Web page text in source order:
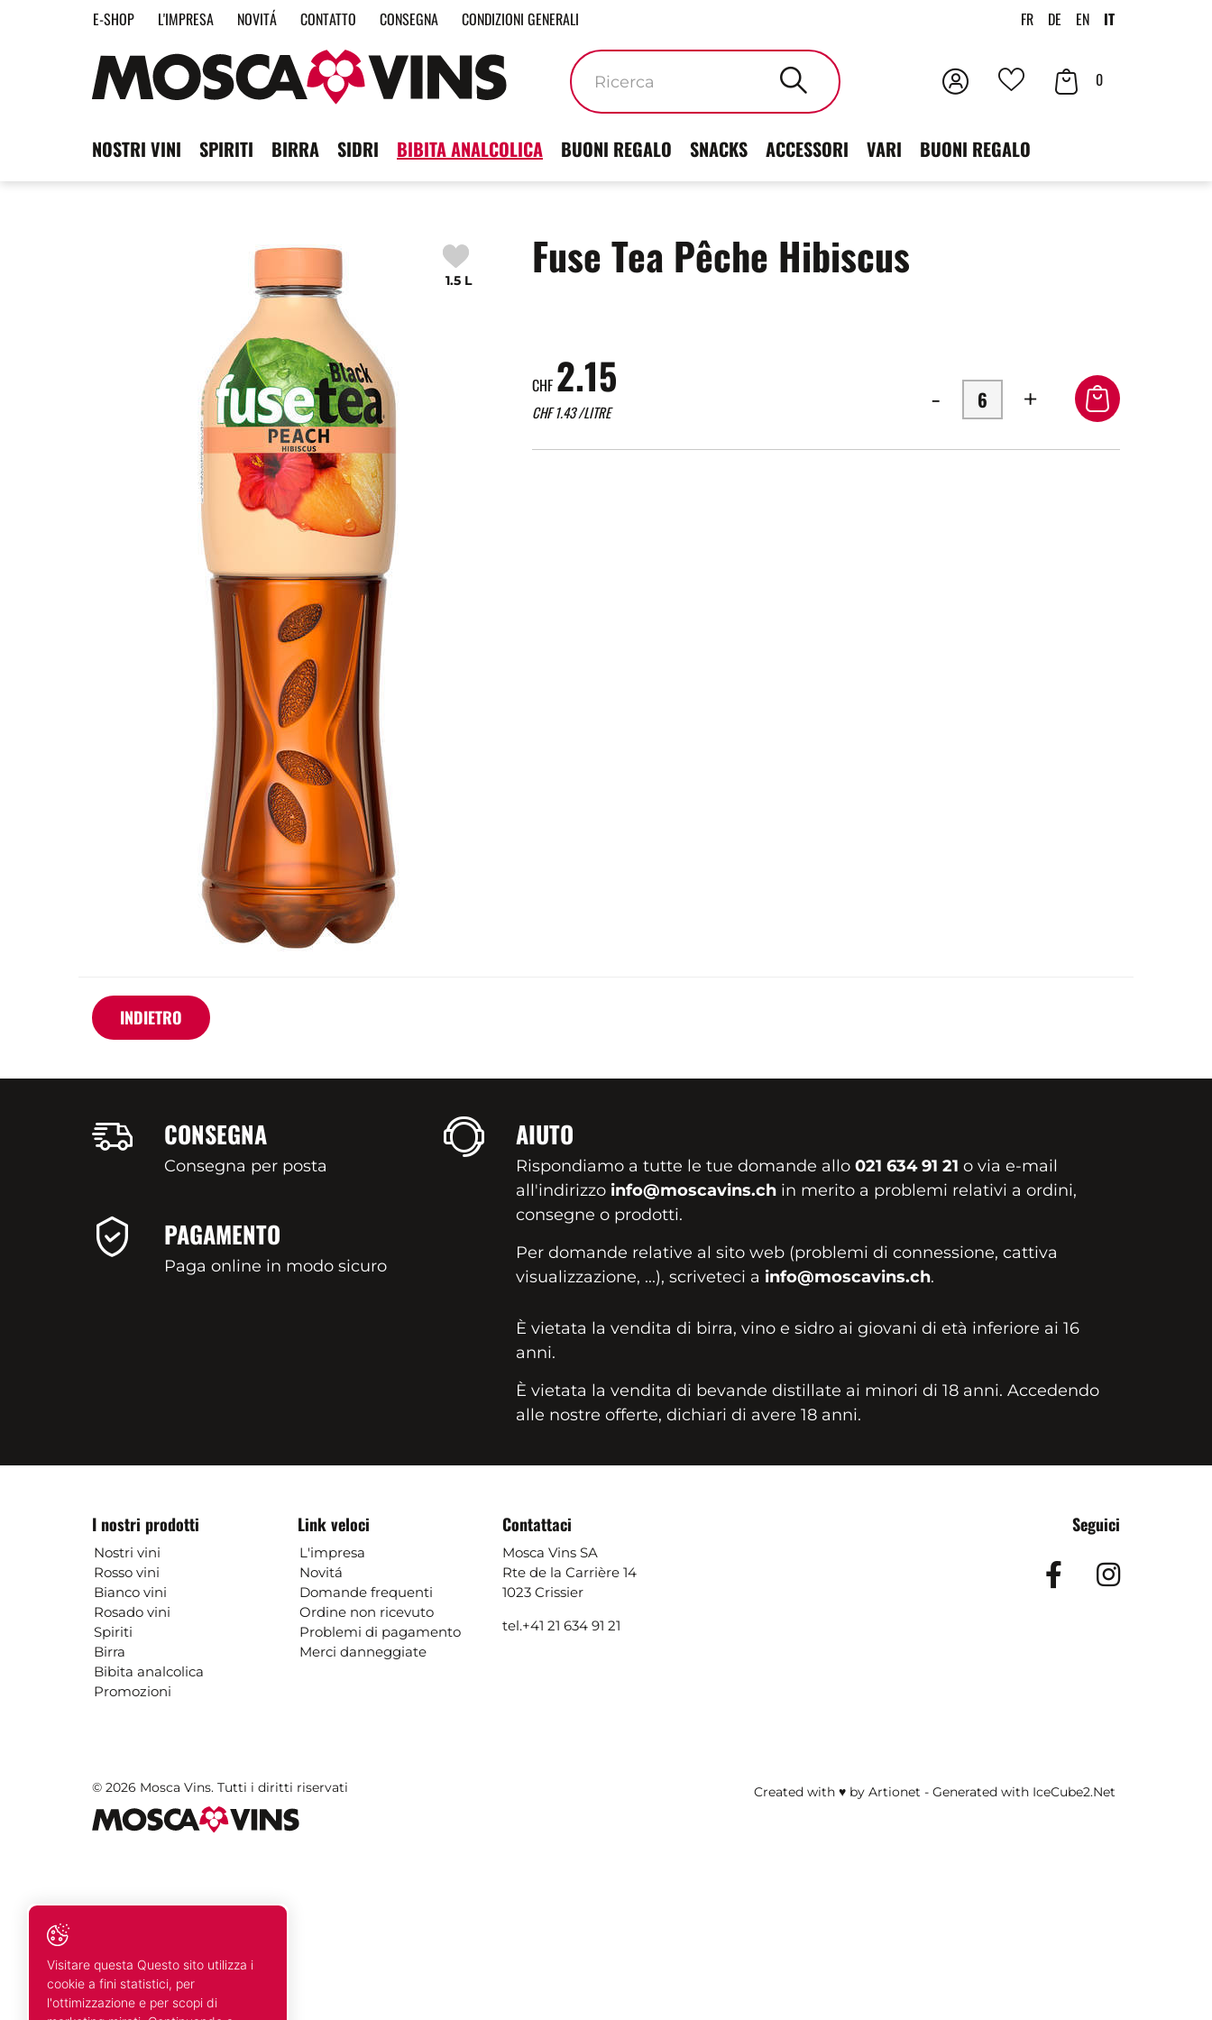
E-SHOP L'IMPRESA NOVITÁ CONTATTO CONSEGNA CONDIZIONI GENERALI FR DE EN IT
NOSTRI VINI SPIRITI BIRRA SIDRI BIBITA ANALCOLICA BUONI REGALO SNACKS ACCESSORI VARI BUONI REGALO
Accedi
tuoi
preferiti
Contenuto
0
Parole
chiave
Cercare
1.5 L Fuse Tea Pêche Hibiscus
CHF 2.15
CHF1.43/LITRE - +
INDIETRO
CONSEGNA
Consegna per posta
PAGAMENTO
Paga online in modo sicuro
AIUTO
Rispondiamo a tutte le tue domande allo 021 634 91 21 o via e-mail
all'indirizzo info@moscavins.ch in merito a problemi relativi a ordini,
consegne o prodotti.
Per domande relative al sito web (problemi di connessione, cattiva
visualizzazione, ...), scriveteci a info@moscavins.ch.
È vietata la vendita di birra, vino e sidro ai giovani di età inferiore ai 16
anni.
È vietata la vendita di bevande distillate ai minori di 18 anni. Accedendo
alle nostre offerte, dichiari di avere 18 anni.
I nostri prodotti
Nostri vini
Rosso vini
Bianco vini
Rosado vini
Spiriti
Birra
Bibita analcolica
Promozioni
Link veloci
L'impresa
Novitá
Domande frequenti
Ordine non ricevuto
Problemi di pagamento
Merci danneggiate
Contattaci
Mosca Vins SA
Rte de la Carrière 14
1023 Crissier
tel.+41 21 634 91 21
Seguici
Facebook
© 2026 Mosca Vins. Tutti i diritti riservati Created with ♥ by Artionet - Generated with IceCube2.Net
Visitare questa Questo sito utilizza i
cookie a fini statistici, per
l'ottimizzazione e per scopi di